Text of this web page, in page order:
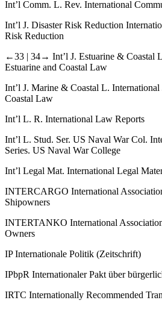
Int’l Comm. L. Rev. International
Int’l J. Disaster Risk Reduction
Risk Reduction
←33 | 34→ Int’l J. Estuarine & Coastal
Estuarine and Coastal Law
Int’l J. Marine & Coastal L.
Coastal Law
Int’l L. R. International Law Reports
Int’l L. Stud. Ser. US Naval War Col.
Series. US Naval War College
Int’l Legal Mat. International Legal
INTERCARGO International
Shipowners
INTERTANKO International
Owners
IP Internationale Politik (Zeitschrift)
IPbpR Internationaler Pakt über
IRTC Internationally Recommended